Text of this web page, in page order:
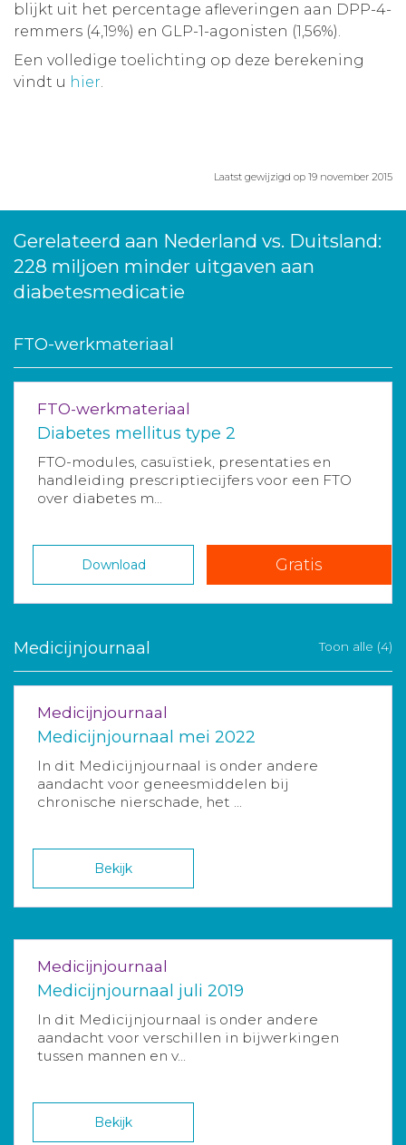
blijkt uit het percentage afleveringen aan DPP-4-
remmers (4,19%) en GLP-1-agonisten (1,56%).
Een volledige toelichting op deze berekening
vindt u hier.
Laatst gewijzigd op 19 november 2015
Gerelateerd aan Nederland vs. Duitsland:
228 miljoen minder uitgaven aan
diabetesmedicatie
FTO-werkmateriaal
FTO-werkmateriaal
Diabetes mellitus type 2
FTO-modules, casuïstiek, presentaties en
handleiding prescriptiecijfers voor een FTO
over diabetes m...
Download Gratis
Medicijnjournaal Toon alle (4)
Medicijnjournaal
Medicijnjournaal mei 2022
In dit Medicijnjournaal is onder andere
aandacht voor geneesmiddelen bij
chronische nierschade, het ...
Bekijk
Medicijnjournaal
Medicijnjournaal juli 2019
In dit Medicijnjournaal is onder andere
aandacht voor verschillen in bijwerkingen
tussen mannen en v...
Bekijk